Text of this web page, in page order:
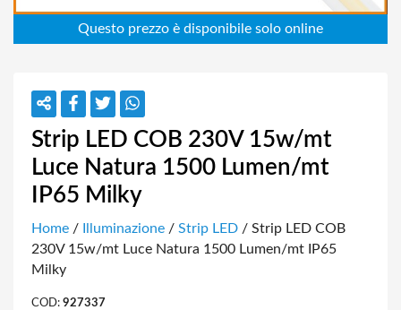
Strip LED COB 230V 15w/mt
Luce Natura 1500 Lumen/mt
IP65 Milky
Home / Illuminazione / Strip LED / Strip LED COB
230V 15w/mt Luce Natura 1500 Lumen/mt IP65
Milky
COD: 927337